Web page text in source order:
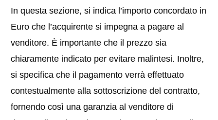
In questa sezione, si indica l’importo concordato in
Euro che l’acquirente si impegna a pagare al
venditore. È importante che il prezzo sia
chiaramente indicato per evitare malintesi. Inoltre,
si specifica che il pagamento verrà effettuato
contestualmente alla sottoscrizione del contratto,
fornendo così una garanzia al venditore di